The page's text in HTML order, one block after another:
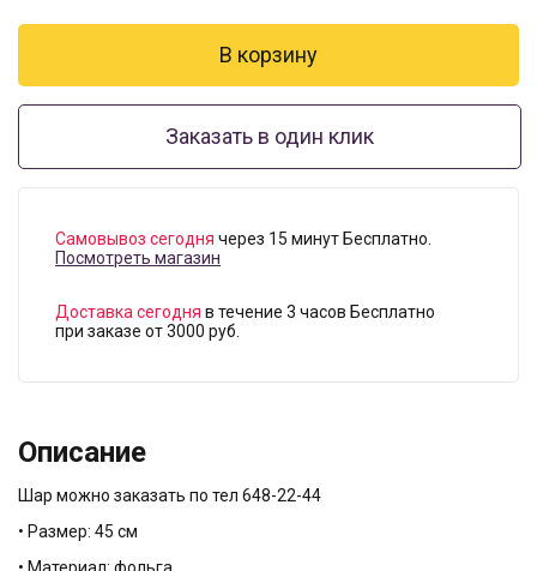
Заказать в один клик
Самовывоз сегодня через 15 минут Бесплатно.
Посмотреть магазин
Доставка сегодня в течение 3 часов Бесплатно
при заказе от 3000 руб.
Описание
Шар можно заказать по тел 648-22-44
• Размер: 45 см